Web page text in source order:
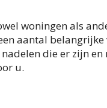
woningen als
aantal
die er zijn
u.